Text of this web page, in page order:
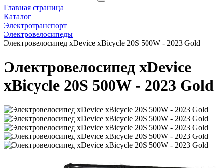
Главная страница
Каталог
Электротранспорт
Электровелосипеды
Электровелосипед xDevice xBicycle 20S 500W - 2023 Gold
Электровелосипед xDevice
xBicycle 20S 500W - 2023 Gold